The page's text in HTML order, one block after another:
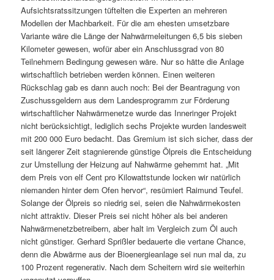
Aufsichtsratssitzungen tüftelten die Experten an mehreren
Modellen der Machbarkeit. Für die am ehesten umsetzbare
Variante wäre die Länge der Nahwärmeleitungen 6,5 bis sieben
Kilometer gewesen, wofür aber ein Anschlussgrad von 80
Teilnehmern Bedingung gewesen wäre. Nur so hätte die Anlage
wirtschaftlich betrieben werden können. Einen weiteren
Rückschlag gab es dann auch noch: Bei der Beantragung von
Zuschussgeldern aus dem Landesprogramm zur Förderung
wirtschaftlicher Nahwärmenetze wurde das Inneringer Projekt
nicht berücksichtigt, lediglich sechs Projekte wurden landesweit
mit 200 000 Euro bedacht. Das Gremium ist sich sicher, dass der
seit längerer Zeit stagnierende günstige Ölpreis die Entscheidung
zur Umstellung der Heizung auf Nahwärme gehemmt hat. „Mit
dem Preis von elf Cent pro Kilowattstunde locken wir natürlich
niemanden hinter dem Ofen hervor“, resümiert Raimund Teufel.
Solange der Ölpreis so niedrig sei, seien die Nahwärmekosten
nicht attraktiv. Dieser Preis sei nicht höher als bei anderen
Nahwärmenetzbetreibern, aber halt im Vergleich zum Öl auch
nicht günstiger. Gerhard Sprißler bedauerte die vertane Chance,
denn die Abwärme aus der Bioenergieanlage sei nun mal da, zu
100 Prozent regenerativ. Nach dem Scheitern wird sie weiterhin